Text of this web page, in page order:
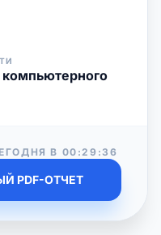
компьютерного
В 00:29:36
PDF-ОТЧЕТ